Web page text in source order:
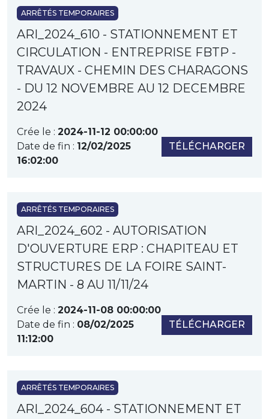
ARRÊTÉS TEMPORAIRES
ARI_2024_610 - STATIONNEMENT ET
CIRCULATION - ENTREPRISE FBTP -
TRAVAUX - CHEMIN DES CHARAGONS
- DU 12 NOVEMBRE AU 12 DECEMBRE
2024
Crée le : 2024-11-12 00:00:00
Date de fin : 12/02/2025
16:02:00
TÉLÉCHARGER
ARRÊTÉS TEMPORAIRES
ARI_2024_602 - AUTORISATION
D'OUVERTURE ERP : CHAPITEAU ET
STRUCTURES DE LA FOIRE SAINT-
MARTIN - 8 AU 11/11/24
Crée le : 2024-11-08 00:00:00
Date de fin : 08/02/2025
11:12:00
TÉLÉCHARGER
ARRÊTÉS TEMPORAIRES
ARI_2024_604 - STATIONNEMENT ET